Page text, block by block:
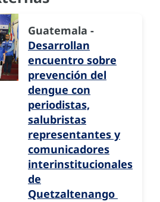
Guatemala -
Desarrollan
encuentro sobre
prevención del
dengue con
periodistas,
salubristas
representantes y
comunicadores
interinstitucionales
de
Quetzaltenango